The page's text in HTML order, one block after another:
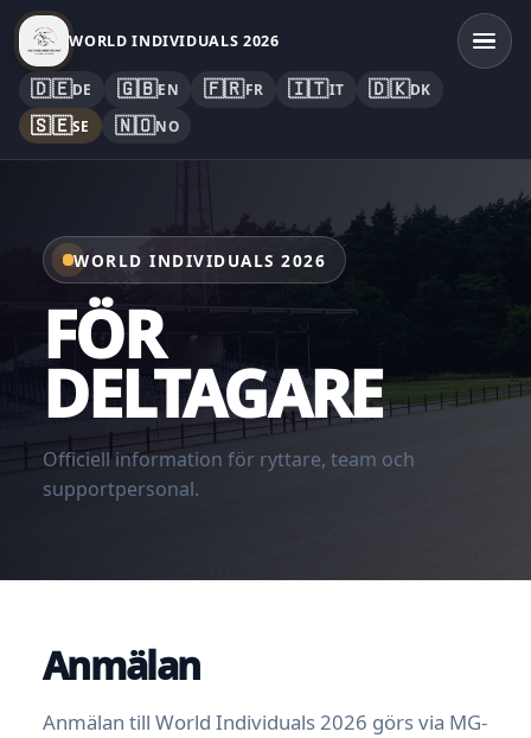
WORLD INDIVIDUALS 2026
🇩🇪DE 🇬🇧EN 🇫🇷FR 🇮🇹IT 🇩🇰DK
🇸🇪SE 🇳🇴NO
WORLD INDIVIDUALS 2026
FÖR
DELTAGARE
Officiell information för ryttare, team och
supportpersonal.
Anmälan
Anmälan till World Individuals 2026 görs via MG-